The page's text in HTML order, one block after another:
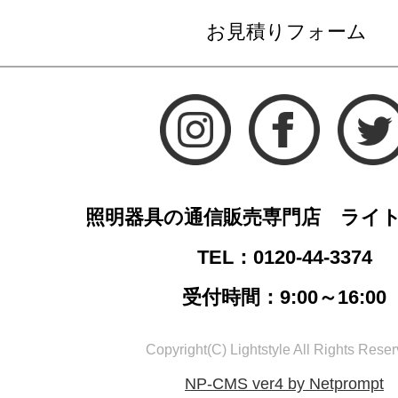
お見積りフォーム
照明器具の通信販売専門店 ライ
TEL：0120-44-3374
受付時間：9:00～16:00
Copyright(C) Lightstyle All Rights
NP-CMS ver4 by Netprompt